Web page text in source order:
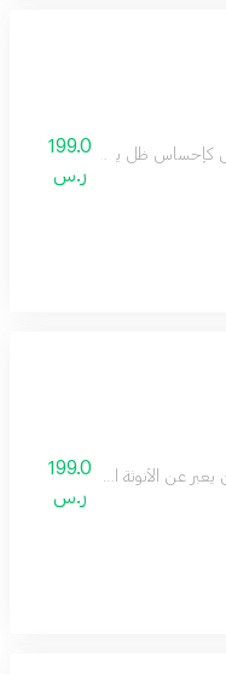
بل كإحساسٍ ظلّ يتشكّل بهدوء. بدأ
199.0
ر.س
عن الأنوثة الرقيقة التي تمزج
199.0
ر.س